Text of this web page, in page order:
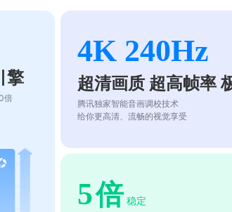
擎
倍
4K 240Hz
超清画质 超高帧率
腾讯独家智能音画调校技术
给你更高清、流畅的视觉享受
5倍 稳定